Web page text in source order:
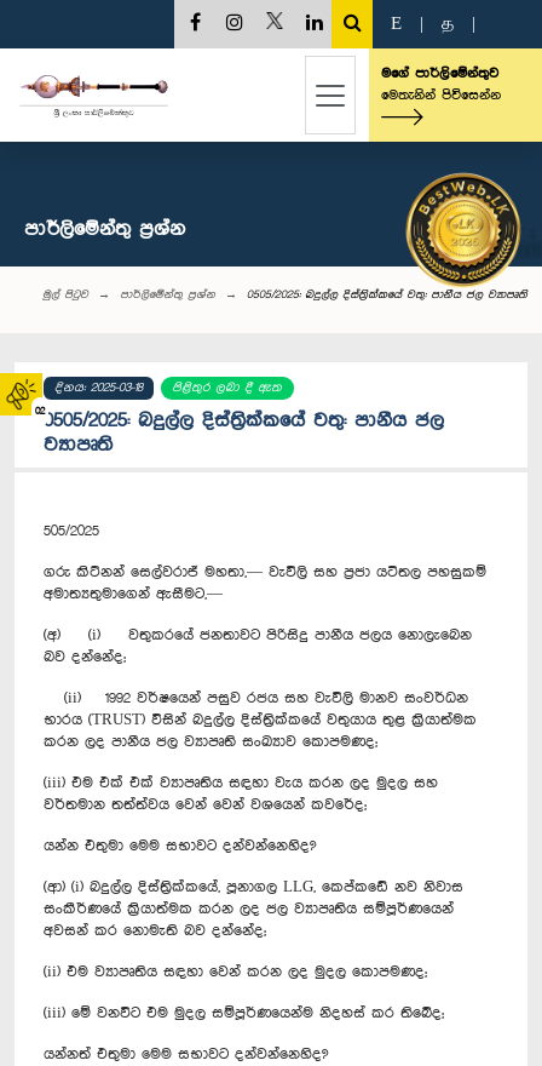
02
E த
මගේ පාර්ලිමේන්තුව
මෙතැනින් පිවිසෙන්න
පාර්ලි‌මේන්තු‌ ප්‍රශ්න
මුල් පිටුව පාර්ලි‌මේන්තු‌ ප්‍රශ්න 0505/2025: බදුල්ල දිස්ත්‍රික්කයේ වතු: පානීය ජල ව්‍යාපෘති
දිනය: 2025-03-18 පිළිතුර ලබා දී ඇත
0505/2025: බදුල්ල දිස්ත්‍රික්කයේ වතු: පානීය ජල
ව්‍යාපෘති
505/2025
ගරු කිට්නන් සෙල්වරාජ් මහතා,— වැවිලි සහ ප්‍රජා යටිතල පහසුකම්
අමාත්‍යතුමාගෙන් ඇසීමට,—
(අ) (i) වතුකරයේ ජනතාවට පිරිසිදු පානීය ජලය නොලැබෙන
බව දන්නේද;
(ii) 1992 වර්ෂයෙන් පසුව රජය සහ වැවිලි මානව සංවර්ධන
භාරය (TRUST) විසින් බදුල්ල දිස්ත්‍රික්කයේ වතුයාය තුළ ක්‍රියාත්මක
කරන ලද පානීය ජල ව්‍යාපෘති සංඛ්‍යාව කොපමණද;
(iii) එම එක් එක් ව්‍යාපෘතිය සඳහා වැය කරන ලද මුදල සහ
වර්තමාන තත්ත්වය වෙන් වෙන් වශයෙන් කවරේද;
යන්න එතුමා මෙම සභාවට දන්වන්නෙහිද?
(ආ) (i) බදුල්ල දිස්ත්‍රික්කයේ, පූනාගල LLG, කෙප්කඩේ නව නිවාස
සංකීර්ණයේ ක්‍රියාත්මක කරන ලද ජල ව්‍යාපෘතිය සම්පූර්ණයෙන්
අවසන් කර නොමැති බව දන්නේද;
(ii) එම ව්‍යාපෘතිය සඳහා වෙන් කරන ලද මුදල කොපමණද;
(iii) මේ වනවිට එම මුදල සම්පූර්ණයෙන්ම නිදහස් කර තිබේද;
යන්නත් එතුමා මෙම සභාවට දන්වන්නෙහිද?